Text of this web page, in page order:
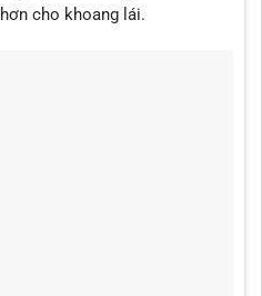
cho khoang lái.